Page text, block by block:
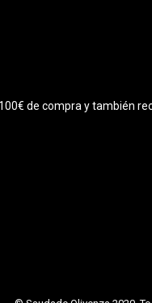
de compra y también